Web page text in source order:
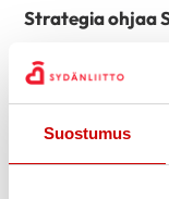
Suostumus
Strategia ohjaa
Uusi strategia
Suomessa